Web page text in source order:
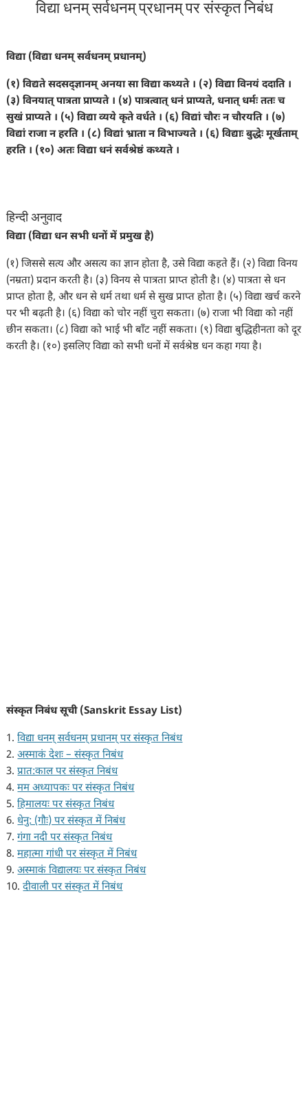
विद्या धनम् सर्वधनम् प्रधानम् पर संस्कृत निबंध
विद्या (विद्या धनम् सर्वधनम् प्रधानम्)
(१) विद्यते सदसद्ज्ञानम् अनया सा विद्या कथ्यते । (२) विद्या विनयं ददाति ।
(३) विनयात् पात्रता प्राप्यते । (४) पात्रत्वात् धनं प्राप्यते, धनात् धर्मः ततः च
सुखं प्राप्यते । (५) विद्या व्यये कृते वर्धते । (६) विद्यां चौरः न चौरयति । (७)
विद्यां राजा न हरति । (८) विद्यां भ्राता न विभाज्यते । (६) विद्याः बुद्धेः मूर्खताम्
हरति । (१०) अतः विद्या धनं सर्वश्रेष्ठं कथ्यते ।
हिन्दी अनुवाद
विद्या (विद्या धन सभी धनों में प्रमुख है)
(१) जिससे सत्य और असत्य का ज्ञान होता है, उसे विद्या कहते हैं। (२) विद्या विनय
(नम्रता) प्रदान करती है। (३) विनय से पात्रता प्राप्त होती है। (४) पात्रता से धन
प्राप्त होता है, और धन से धर्म तथा धर्म से सुख प्राप्त होता है। (५) विद्या खर्च करने
पर भी बढ़ती है। (६) विद्या को चोर नहीं चुरा सकता। (७) राजा भी विद्या को नहीं
छीन सकता। (८) विद्या को भाई भी बाँट नहीं सकता। (९) विद्या बुद्धिहीनता को दूर
करती है। (१०) इसलिए विद्या को सभी धनों में सर्वश्रेष्ठ धन कहा गया है।
संस्कृत निबंध सूची (Sanskrit Essay List)
1.विद्या धनम् सर्वधनम् प्रधानम् पर संस्कृत निबंध
2.अस्माकं देशः – संस्कृत निबंध
3.प्रात:काल पर संस्कृत निबंध
4.मम अध्यापकः पर संस्कृत निबंध
5.हिमालयः पर संस्कृत निबंध
6.धेनु: (गौः) पर संस्कृत में निबंध
7.गंगा नदी पर संस्कृत निबंध
8.महात्मा गांधी पर संस्कृत में निबंध
9.अस्माकं विद्यालयः पर संस्कृत निबंध
10.दीवाली पर संस्कृत में निबंध